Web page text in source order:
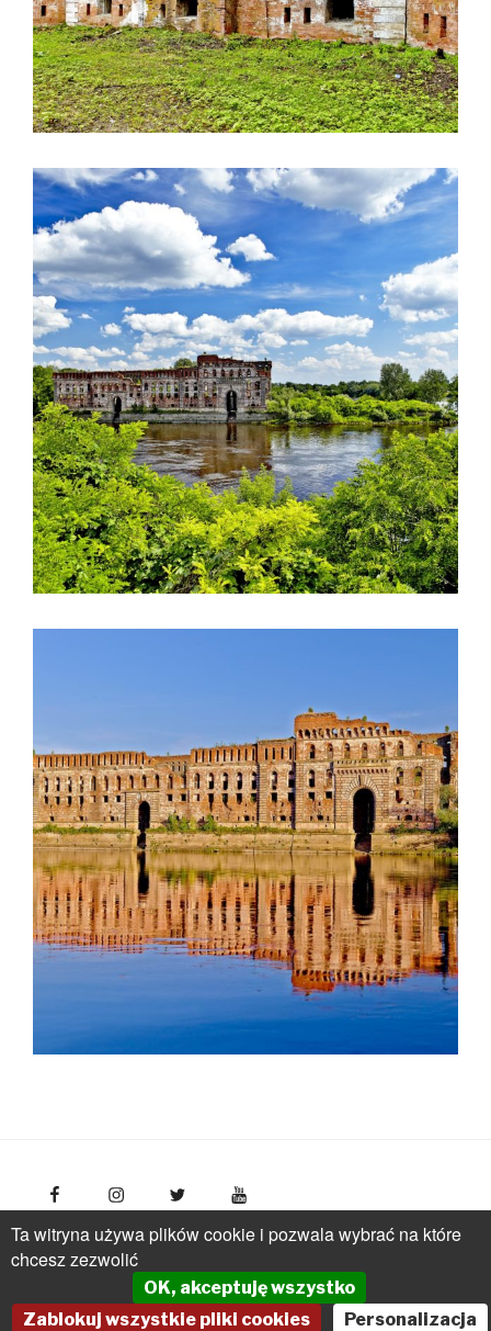
FotoPolska
Str., 01-171 Warsaw Poland
phone: +(48 22) 536 70 70
pot@pot.gov.pl | www.pot.gov.pl | www.polska.travel
Ta witryna używa plików cookie i pozwala wybrać na które
chcesz zezwolić
OK, akceptuję wszystko
Zablokuj wszystkie pliki cookies
Personalizacja